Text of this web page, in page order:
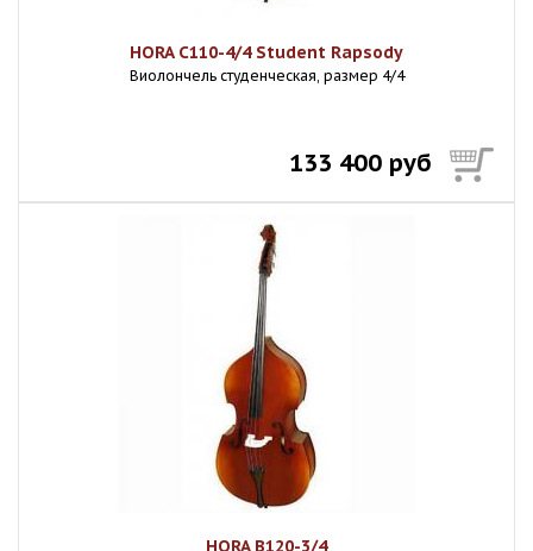
HORA C110-4/4 Student Rapsody
Виолончель студенческая, размер 4/4
133 400 руб
HORA B120-3/4